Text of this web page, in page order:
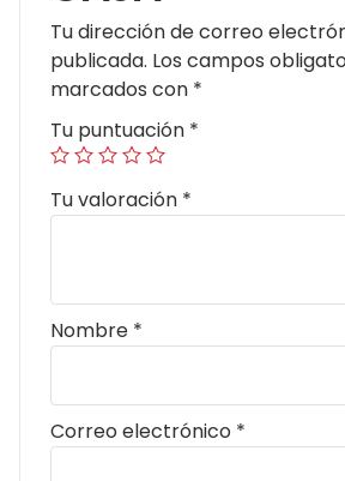
Tu dirección de correo
publicada. Los campos
marcados con *
Tu puntuación *
Tu valoración *
Nombre *
Correo electrónico *